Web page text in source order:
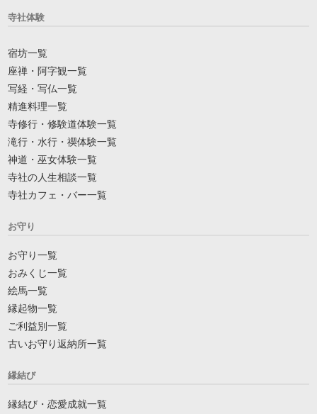
寺社体験
宿坊一覧
座禅・阿字観一覧
写経・写仏一覧
精進料理一覧
寺修行・修験道体験一覧
滝行・水行・禊体験一覧
神道・巫女体験一覧
寺社の人生相談一覧
寺社カフェ・バー一覧
お守り
お守り一覧
おみくじ一覧
絵馬一覧
縁起物一覧
ご利益別一覧
古いお守り返納所一覧
縁結び
縁結び・恋愛成就一覧